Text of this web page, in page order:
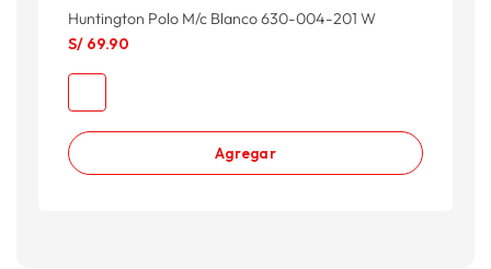
Huntington Polo M/c Blanco 630-004-201 W
S/ 69.90
Agregar